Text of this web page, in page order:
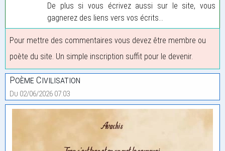
De plus si vous écrivez aussi sur le site, vous
gagnerez des liens vers vos écrits...
Pour mettre des commentaires vous devez être membre ou
poète du site. Un simple inscription suffit pour le devenir.
Poème Civilisation
Du 02/06/2026 07:03